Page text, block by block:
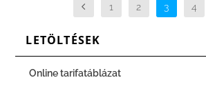
1 2 3 4
LETÖLTÉSEK
Online tarifatáblázat